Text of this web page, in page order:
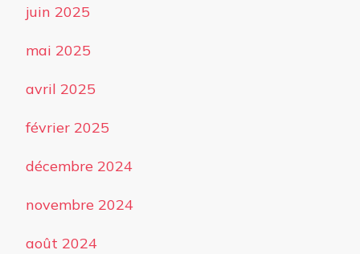
juin 2025
mai 2025
avril 2025
février 2025
décembre 2024
novembre 2024
août 2024